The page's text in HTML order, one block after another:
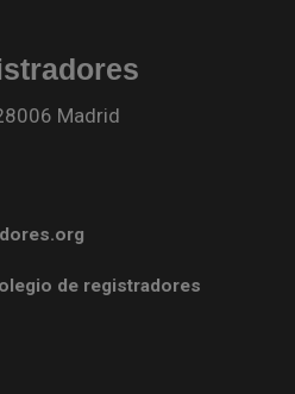
Madrid
de registradores
(abre en ventana nueva)